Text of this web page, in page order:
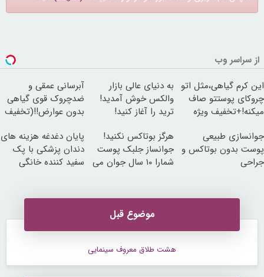
از سراسر وب
این کرم گیاهی،مثل اتو
چروکای پوستتو صاف
میکنه!+تخفیف ویژه
به دنیای عالی بازار
والکس خوش آمدید!
ترید را آغاز کنید!
آبرسانی عمقی و
ضدچروک قوی گیاهی
بدون عوارض!!(تخفیف
جوانسازی طبیعی
پوست بدون بوتاکس و
جراحی
هرگز بوتاکس نکنید!
جوانساز جلبک پوست
شمارا ۱۰ سال جوان می
پایان دغدغه هزینه های
دندان پزشکی با پک
سفید کننده خانگی
موضوع قبل
هشت طلاق معروف سینمایی